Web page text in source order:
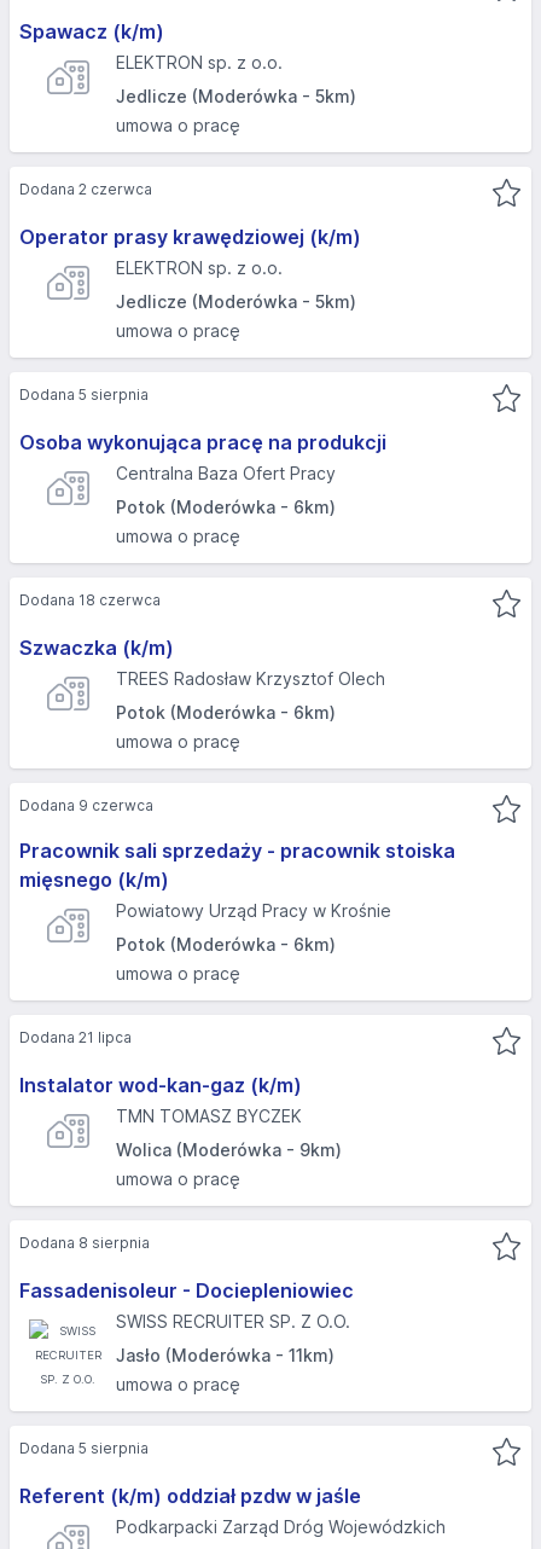
Spawacz (k/m)
ELEKTRON sp. z o.o.
Jedlicze (Moderówka - 5km)
umowa o pracę
Operator prasy krawędziowej (k/m)
ELEKTRON sp. z o.o.
Jedlicze (Moderówka - 5km)
umowa o pracę
Dodana 2 czerwca
Osoba wykonująca pracę na produkcji
Centralna Baza Ofert Pracy
Potok (Moderówka - 6km)
umowa o pracę
Dodana 5 sierpnia
Szwaczka (k/m)
TREES Radosław Krzysztof Olech
Potok (Moderówka - 6km)
umowa o pracę
Dodana 18 czerwca
Pracownik sali sprzedaży - pracownik stoiska
mięsnego (k/m)
Powiatowy Urząd Pracy w Krośnie
Potok (Moderówka - 6km)
umowa o pracę
Dodana 9 czerwca
Instalator wod-kan-gaz (k/m)
TMN TOMASZ BYCZEK
Wolica (Moderówka - 9km)
umowa o pracę
Dodana 21 lipca
Fassadenisoleur - Dociepleniowiec
SWISS RECRUITER SP. Z O.O.
Jasło (Moderówka - 11km)
umowa o pracę
Dodana 8 sierpnia
Referent (k/m) oddział pzdw w jaśle
Podkarpacki Zarząd Dróg Wojewódzkich
Dodana 5 sierpnia